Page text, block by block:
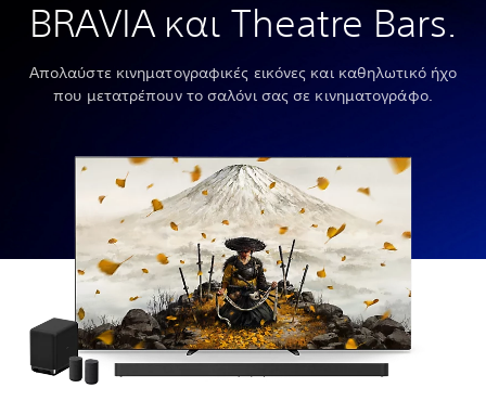
BRAVIA και Theatre Bars.
Απολαύστε κινηματογραφικές εικόνες και καθηλωτικό ήχο
που μετατρέπουν το σαλόνι σας σε κινηματογράφο.